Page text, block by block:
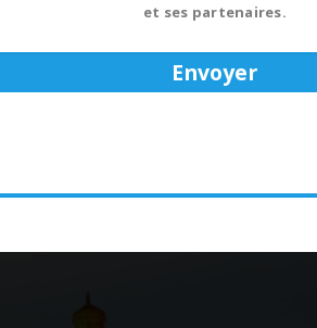
et ses partenaires.